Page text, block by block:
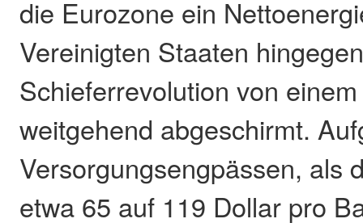
die Eurozone ein
Vereinigten Staaten
Schieferrevolution von
weitgehend abgeschirmt.
Versorgungsengpässen, als
etwa 65 auf 119 Dollar pro